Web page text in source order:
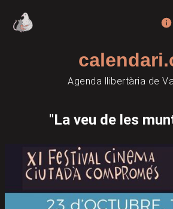
Agenda llibertària de
"La veu de les